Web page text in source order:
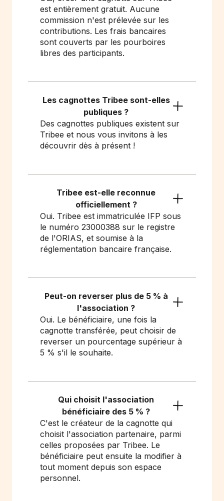
est entièrement gratuit. Aucune
commission n'est prélevée sur les
contributions. Les frais bancaires
sont couverts par les pourboires
libres des participants.
Les cagnottes Tribee sont-elles
publiques ?
Des cagnottes publiques existent sur
Tribee et nous vous invitons à les
découvrir dès à présent !
Tribee est-elle reconnue
officiellement ?
Oui. Tribee est immatriculée IFP sous
le numéro 23000388 sur le registre
de l'ORIAS, et soumise à la
réglementation bancaire française.
Peut-on reverser plus de 5 % à
l'association ?
Oui. Le bénéficiaire, une fois la
cagnotte transférée, peut choisir de
reverser un pourcentage supérieur à
5 % s'il le souhaite.
Qui choisit l'association
bénéficiaire des 5 % ?
C'est le créateur de la cagnotte qui
choisit l'association partenaire, parmi
celles proposées par Tribee. Le
bénéficiaire peut ensuite la modifier à
tout moment depuis son espace
personnel.